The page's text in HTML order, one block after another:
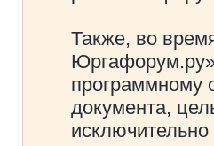
Также, во
программному
документа,